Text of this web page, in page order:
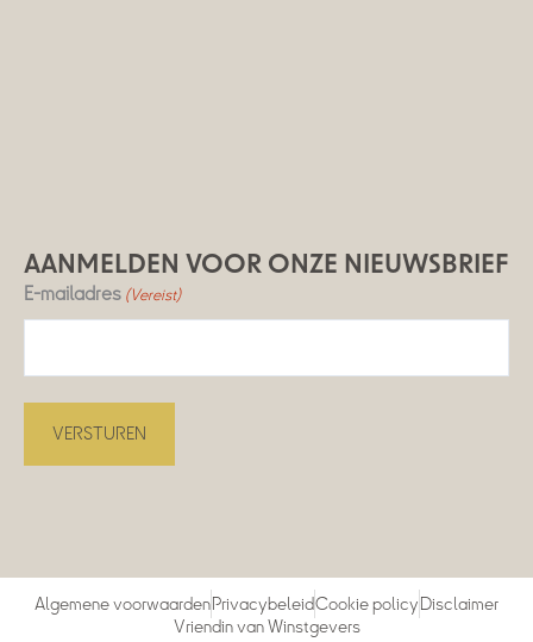
AANMELDEN VOOR ONZE NIEUWSBRIEF
E-mailadres (Vereist)
Algemene voorwaardenPrivacybeleidCookie policyDisclaimer
Vriendin van Winstgevers